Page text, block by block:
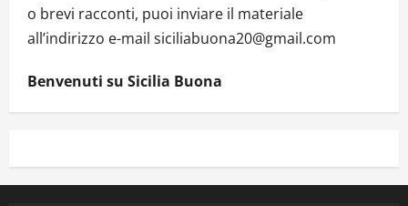
o brevi racconti, puoi inviare il materiale
all’indirizzo e-mail siciliabuona20@gmail.com
Benvenuti su Sicilia Buona